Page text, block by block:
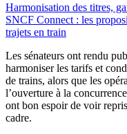
Harmonisation des titres,
SNCF Connect : les
trajets en train
Les sénateurs ont rendu
harmoniser les tarifs et
de trains, alors que les
l’ouverture à la
ont bon espoir de voir
cadre.